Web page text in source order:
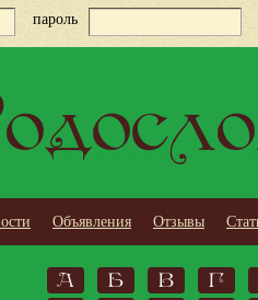
пароль
Объявления Отзывы
А Б В
Г